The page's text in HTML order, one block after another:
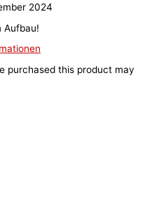
2024
Aufbau!
purchased this product may